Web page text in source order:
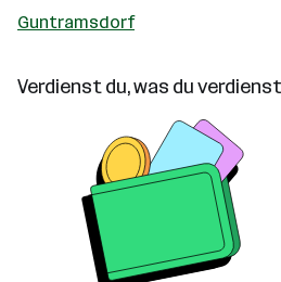
Guntramsdorf
Verdienst du, was du